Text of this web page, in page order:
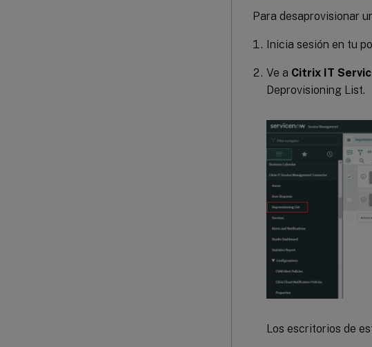
Para desaprovisionar
Inicia sesión en tu
Ve a Citrix IT
Deprovisioning List.
Los escritorios de